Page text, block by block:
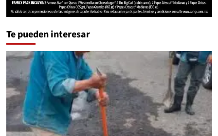
Te pueden interesar